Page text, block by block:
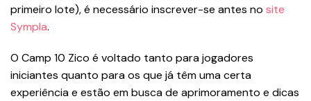
primeiro lote), é necessário inscrever-se antes no site
Sympla.
O Camp 10 Zico é voltado tanto para jogadores
iniciantes quanto para os que já têm uma certa
experiência e estão em busca de aprimoramento e dicas